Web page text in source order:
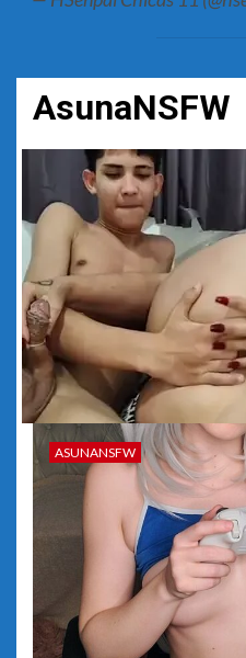
AsunaNSFW
ASUNANSFW